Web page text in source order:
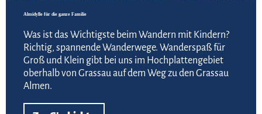
Almidylle für die ganze Familie
Was ist das Wichtigste beim Wandern mit Kindern?
Richtig, spannende Wanderwege. Wanderspaß für
Groß und Klein gibt bei uns im Hochplattengebiet
oberhalb von Grassau auf dem Weg zu den Grassau
Almen.